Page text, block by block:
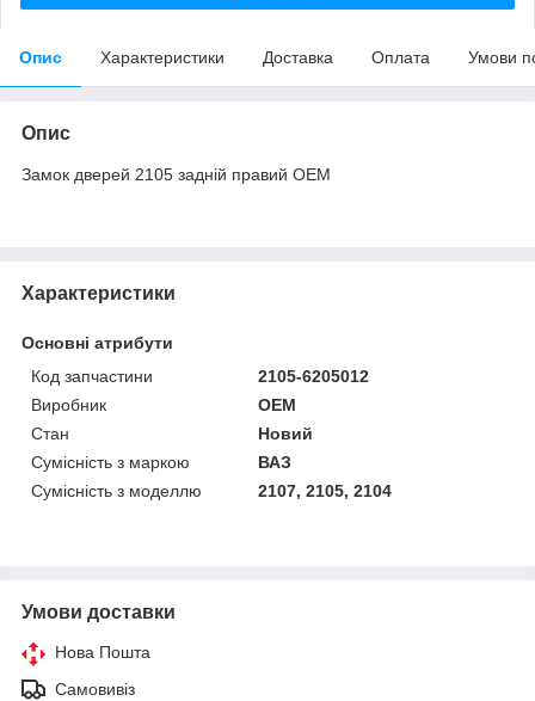
Опис Характеристики Доставка Оплата Умови
Опис
Замок дверей 2105 задній правий OEM
Характеристики
Основні атрибути
Код запчастини
2105-6205012
Виробник
OEM
Стан
Новий
Сумісність з маркою
ВАЗ
Сумісність з моделлю
2107, 2105, 2104
Умови доставки
Нова Пошта
Самовивіз